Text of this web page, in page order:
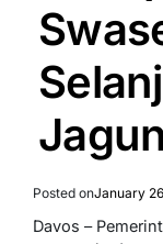
Posted onJanuary
Davos –